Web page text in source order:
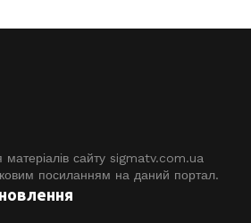
матеріалів сайту sigmatv.com.ua
посиланням на даний портал.